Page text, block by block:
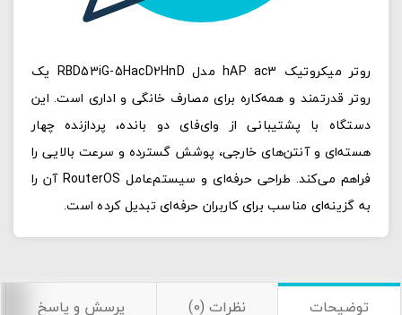
روتر میکروتیک hAP ac3 مدل RBD53iG-5HacD2HnD یک
روتر قدرتمند و همه‌کاره برای مصارف خانگی و اداری است. این
دستگاه با پشتیبانی از وای‌فای دو بانده، پردازنده چهار
هسته‌ای و آنتن‌های خارجی، پوشش گسترده و سرعت بالایی را
فراهم می‌کند. طراحی حرفه‌ای و سیستم‌عامل RouterOS آن را
به گزینه‌ای مناسب برای کاربران حرفه‌ای تبدیل کرده است.
توضیحات نظرات (0) پرسش و پاسخ